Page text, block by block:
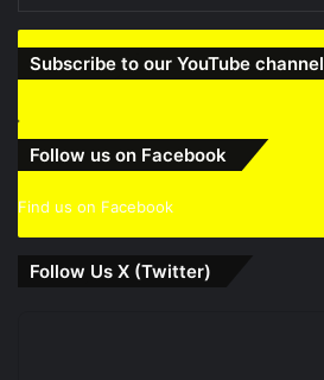
Subscribe to our YouTube channel
Follow us on Facebook
Find us on Facebook
Follow Us X (Twitter)